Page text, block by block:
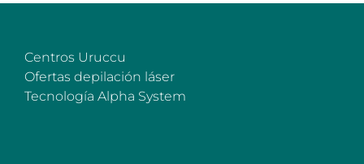
Centros Uruccu
Ofertas depilación láser
Tecnología Alpha System